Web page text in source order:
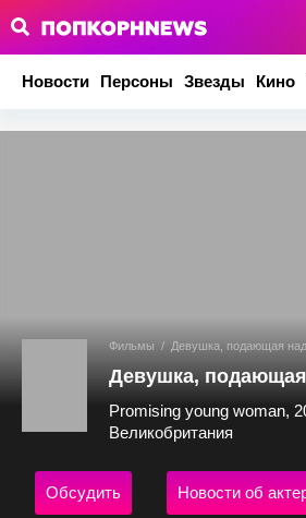
Новости Персоны Звезды Кино
Фильмы / Девушка, подающая
Девушка,
Promising young woman,
Великобритания
Обсудить Новости об